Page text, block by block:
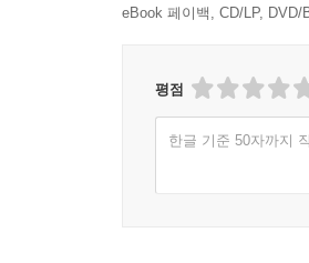
eBook 페이백, CD/LP,
평점
한글 기준 50자까지